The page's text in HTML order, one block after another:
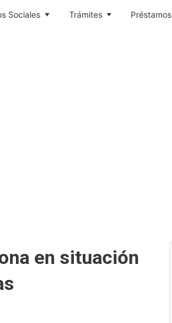
Sociales Trámites Préstamos
en situación